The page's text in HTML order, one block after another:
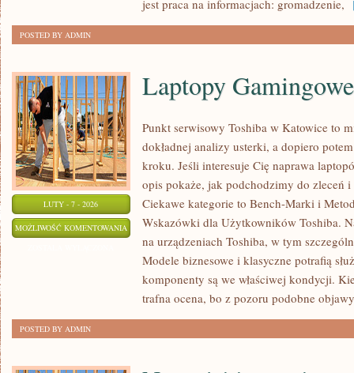
jest praca na informacjach: gromadzenie,
POSTED BY ADMIN
LUTY - 7 - 2026
MOŻLIWOŚĆ KOMENTOWANIA LAPTOPY
GAMINGOWE
Laptopy Gamingowe
Punkt serwisowy Toshiba w Katowice to
dokładnej analizy usterki, a dopiero
kroku. Jeśli interesuje Cię naprawa
opis pokaże, jak podchodzimy do zleceń i
Ciekawe kategorie to Bench-Marki i
Wskazówki dla Użytkowników Toshiba.
na urządzeniach Toshiba, w tym
Modele biznesowe i klasyczne potrafią
komponenty są we właściwej kondycji.
trafna ocena, bo z pozoru podobne objawy
POSTED BY ADMIN